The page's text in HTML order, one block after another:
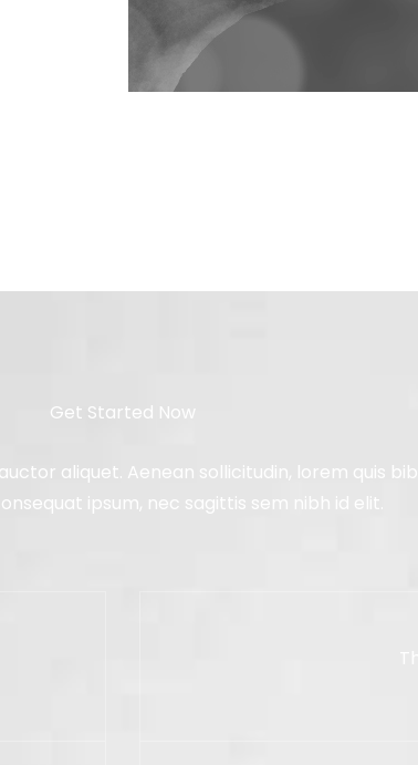
Get Started Now
aliquet. Aenean sollicitudin, lorem quis
ipsum, nec sagittis sem nibh id elit.